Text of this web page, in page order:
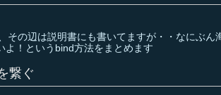
その辺は説明書にも書いてますが・・なにぶん
よ！というbind方法をまとめます
繋ぐ